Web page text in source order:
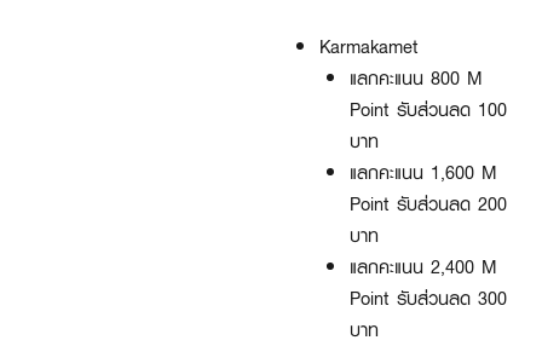
Karmakamet
แลกคะแนน 800 M
Point รับส่วนลด 100
บาท
แลกคะแนน 1,600 M
Point รับส่วนลด 200
บาท
แลกคะแนน 2,400 M
Point รับส่วนลด 300
บาท